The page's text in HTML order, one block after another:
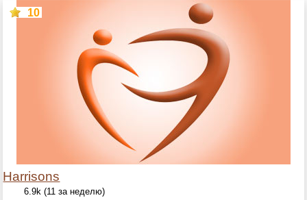
Harrisons
10
6.9k (11 за неделю)